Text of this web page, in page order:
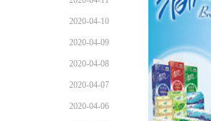
2020-04-10
2020-04-09
2020-04-08
2020-04-07
2020-04-06